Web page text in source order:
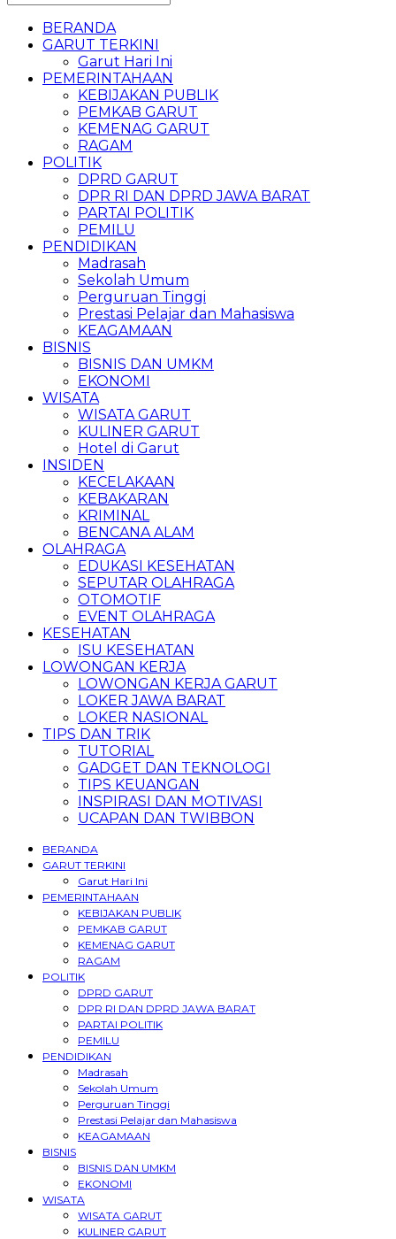
BERANDA
GARUT TERKINI
Garut Hari Ini
PEMERINTAHAAN
KEBIJAKAN PUBLIK
PEMKAB GARUT
KEMENAG GARUT
RAGAM
POLITIK
DPRD GARUT
DPR RI DAN DPRD JAWA BARAT
PARTAI POLITIK
PEMILU
PENDIDIKAN
Madrasah
Sekolah Umum
Perguruan Tinggi
Prestasi Pelajar dan Mahasiswa
KEAGAMAAN
BISNIS
BISNIS DAN UMKM
EKONOMI
WISATA
WISATA GARUT
KULINER GARUT
Hotel di Garut
INSIDEN
KECELAKAAN
KEBAKARAN
KRIMINAL
BENCANA ALAM
OLAHRAGA
EDUKASI KESEHATAN
SEPUTAR OLAHRAGA
OTOMOTIF
EVENT OLAHRAGA
KESEHATAN
ISU KESEHATAN
LOWONGAN KERJA
LOWONGAN KERJA GARUT
LOKER JAWA BARAT
LOKER NASIONAL
TIPS DAN TRIK
TUTORIAL
GADGET DAN TEKNOLOGI
TIPS KEUANGAN
INSPIRASI DAN MOTIVASI
UCAPAN DAN TWIBBON
BERANDA
GARUT TERKINI
Garut Hari Ini
PEMERINTAHAAN
KEBIJAKAN PUBLIK
PEMKAB GARUT
KEMENAG GARUT
RAGAM
POLITIK
DPRD GARUT
DPR RI DAN DPRD JAWA BARAT
PARTAI POLITIK
PEMILU
PENDIDIKAN
Madrasah
Sekolah Umum
Perguruan Tinggi
Prestasi Pelajar dan Mahasiswa
KEAGAMAAN
BISNIS
BISNIS DAN UMKM
EKONOMI
WISATA
WISATA GARUT
KULINER GARUT